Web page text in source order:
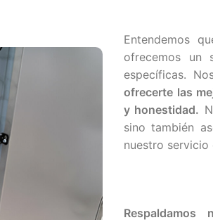
Entendemos
ofrecemos un
específicas.
ofrecerte las
y honestidad.
sino también
nuestro servicio